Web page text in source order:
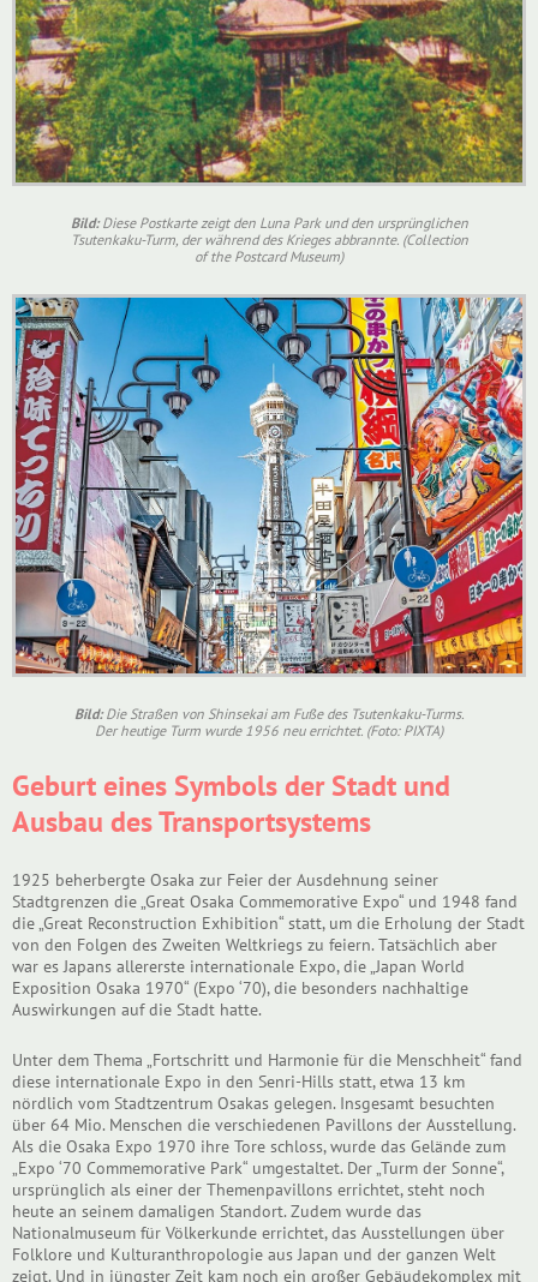
Bild:Diese Postkarte zeigt den Luna Park und den ursprünglichen
Tsutenkaku-Turm, der während des Krieges abbrannte. (Collection
of the Postcard Museum)
Bild:Die Straßen von Shinsekai am Fuße des Tsutenkaku-Turms.
Der heutige Turm wurde 1956 neu errichtet. (Foto: PIXTA)
Geburt eines Symbols der Stadt und
Ausbau des Transportsystems
1925 beherbergte Osaka zur Feier der Ausdehnung seiner
Stadtgrenzen die „Great Osaka Commemorative Expo“ und 1948 fand
die „Great Reconstruction Exhibition“ statt, um die Erholung der Stadt
von den Folgen des Zweiten Weltkriegs zu feiern. Tatsächlich aber
war es Japans allererste internationale Expo, die „Japan World
Exposition Osaka 1970“ (Expo ‘70), die besonders nachhaltige
Auswirkungen auf die Stadt hatte.
Unter dem Thema „Fortschritt und Harmonie für die Menschheit“ fand
diese internationale Expo in den Senri-Hills statt, etwa 13 km
nördlich vom Stadtzentrum Osakas gelegen. Insgesamt besuchten
über 64 Mio. Menschen die verschiedenen Pavillons der Ausstellung.
Als die Osaka Expo 1970 ihre Tore schloss, wurde das Gelände zum
„Expo ‘70 Commemorative Park“ umgestaltet. Der „Turm der Sonne“,
ursprünglich als einer der Themenpavillons errichtet, steht noch
heute an seinem damaligen Standort. Zudem wurde das
Nationalmuseum für Völkerkunde errichtet, das Ausstellungen über
Folklore und Kulturanthropologie aus Japan und der ganzen Welt
zeigt. Und in jüngster Zeit kam noch ein großer Gebäudekomplex mit